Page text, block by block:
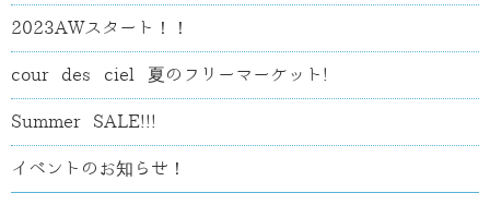
2023AWスタート！！
cour des ciel 夏のフリーマーケット!
Summer SALE!!!
イベントのお知らせ！